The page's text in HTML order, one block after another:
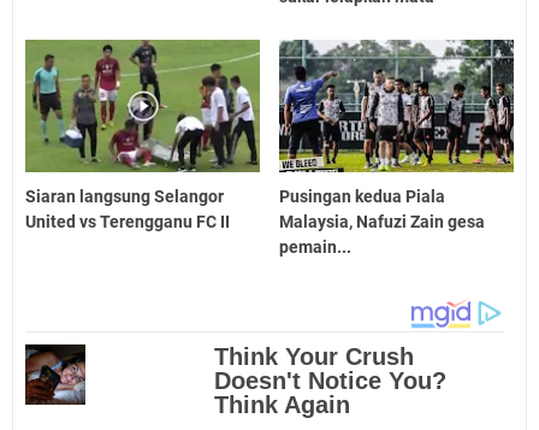
Siaran langsung Selangor
United vs Terengganu FC II
Pusingan kedua Piala
Malaysia, Nafuzi Zain gesa
pemain...